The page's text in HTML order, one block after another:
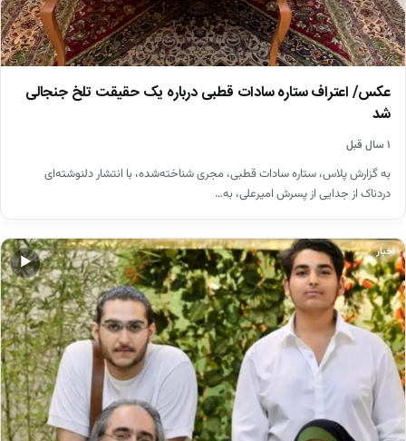
عکس/ اعتراف ستاره سادات قطبی درباره یک حقیقت تلخ جنجالی
شد
۱ سال قبل
به گزارش پلاس، ستاره سادات قطبی، مجری شناخته‌شده، با انتشار دلنوشته‌ای
دردناک از جدایی از پسرش امیرعلی، به…
▶
اخبار